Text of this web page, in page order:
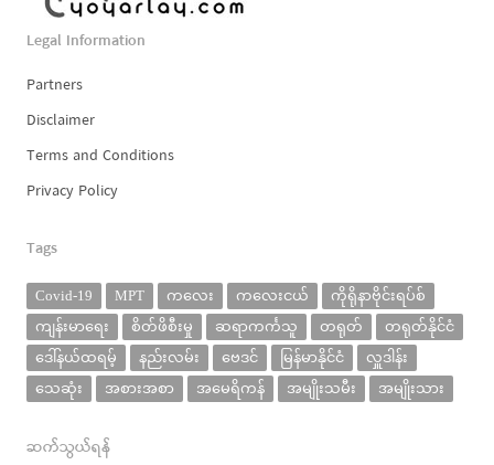
Legal Information
Partners
Disclaimer
Terms and Conditions
Privacy Policy
Tags
Covid-19 MPT ကလေး ကလေးငယ်
ကိုရိုနာဗိုင်းရပ်စ်
ကျန်းမာရေး
စိတ်ဖိစီးမှု ဆရာကင်္ကသူ တရုတ်
တရုတ်နိုင်ငံ
ဒေါ်နယ်ထရမ့်
နည်းလမ်း ဗေဒင် မြန်မာနိုင်ငံ
လှူဒါန်း
သေဆုံး
အစားအစာ အမေရိကန် အမျိုးသမီး အမျိုးသား
ဆက်သွယ်ရန်